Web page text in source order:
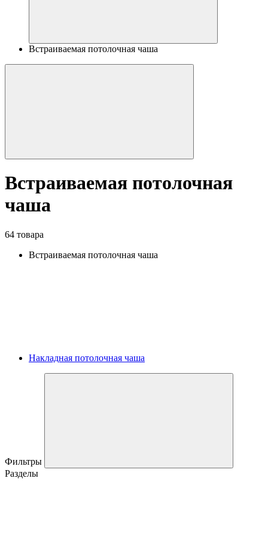
Встраиваемая потолочная чаша
Встраиваемая потолочная
чаша
64 товара
Встраиваемая потолочная чаша
Накладная потолочная чаша
Фильтры
Разделы